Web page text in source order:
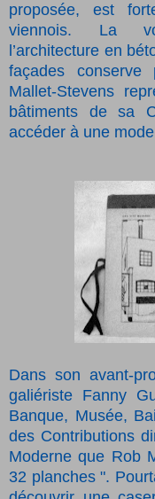
proposée, est
viennois. La
l’architecture en
façades
Mallet-Stevens
bâtiments de sa
accéder à une
Dans son avant-
galiériste Fanny
Banque, Musée,
des Contributions
Moderne que Rob
32 planches ".